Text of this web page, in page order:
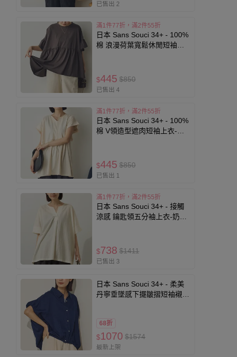
已售出 2
滿1件77折，滿2件55折
日本 Sans Souci 34+ - 100%
棉 浪漫荷葉寬鬆休閒短袖上
$445 $850
已售出 4
滿1件77折，滿2件55折
日本 Sans Souci 34+ - 100%
棉 V領造型遮肉短袖上衣-象
$445 $850
已售出 1
滿1件77折，滿2件55折
日本 Sans Souci 34+ - 接觸
涼感 鑰匙領五分袖上衣-奶油
$738 $1411
已售出 3
日本 Sans Souci 34+ - 柔美
丹寧垂墜感下擺皺摺短袖襯
68折
$1070 $1574
最新上架